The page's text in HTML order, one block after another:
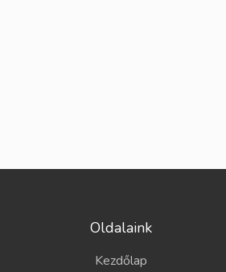
Oldalaink
Kezdőlap